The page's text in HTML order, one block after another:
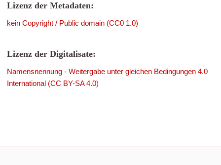
Lizenz der Metadaten:
kein Copyright / Public domain (CC0 1.0)
Lizenz der Digitalisate:
Namensnennung - Weitergabe unter gleichen Bedingungen 4.0
International (CC BY-SA 4.0)